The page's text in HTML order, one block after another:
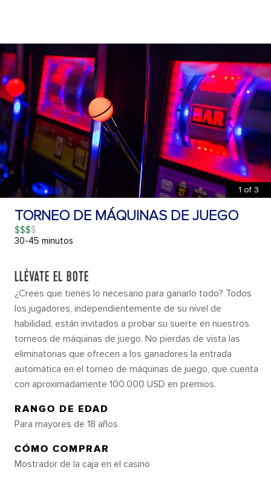
1 of 3
TORNEO DE MÁQUINAS DE JUEGO
$$$
30-45 minutos
LLÉVATE EL BOTE
¿Crees que tienes lo necesario para ganarlo todo? Todos
los jugadores, independientemente de su nivel de
habilidad, están invitados a probar su suerte en nuestros
torneos de máquinas de juego. No pierdas de vista las
eliminatorias que ofrecen a los ganadores la entrada
automática en el torneo de máquinas de juego, que cuenta
con aproximadamente 100.000 USD en premios.
RANGO DE EDAD
Para mayores de 18 años
CÓMO COMPRAR
Mostrador de la caja en el casino